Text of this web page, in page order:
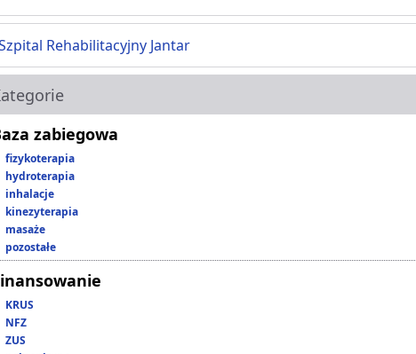
Rehabilitacyjny Jantar
zabiegowa
fizykoterapia
hydroterapia
inhalacje
kinezyterapia
masaże
pozostałe
KRUS
NFZ
ZUS